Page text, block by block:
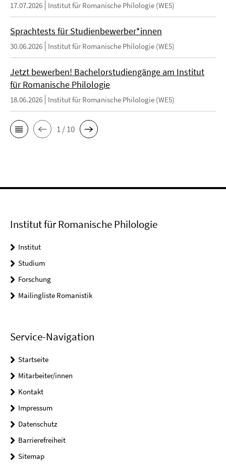
17.07.2026 Institut für Romanische Philologie (WE5)
Sprachtests für Studienbewerber*innen
30.06.2026 Institut für Romanische Philologie (WE5)
Jetzt bewerben! Bachelorstudiengänge am Institut
für Romanische Philologie
18.06.2026 Institut für Romanische Philologie (WE5)
1 / 10
Institut für Romanische Philologie
Institut
Studium
Forschung
Mailingliste Romanistik
Service-Navigation
Startseite
Mitarbeiter/innen
Kontakt
Impressum
Datenschutz
Barrierefreiheit
Sitemap